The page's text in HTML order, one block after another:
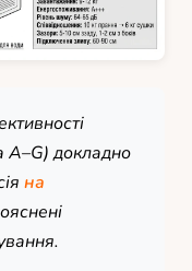
A–G) докладно
на